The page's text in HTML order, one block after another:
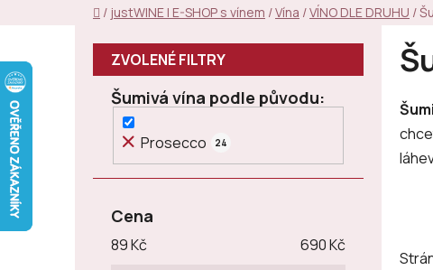
Domů
/ justWINE | E-SHOP s vínem /Vína /VÍNO DLE DRUHU /
Šumivá vína podle původu
Prosecco 24
Cena
89Kč 690Kč